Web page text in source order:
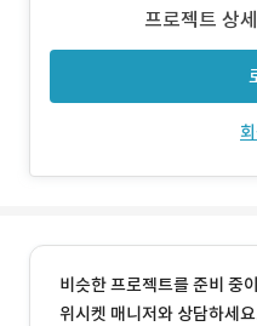
시 문제 무결성 검사 - 다양
프로젝트 상
비슷한 프로젝트를 준비 중
위시켓 매니저와 상담하세